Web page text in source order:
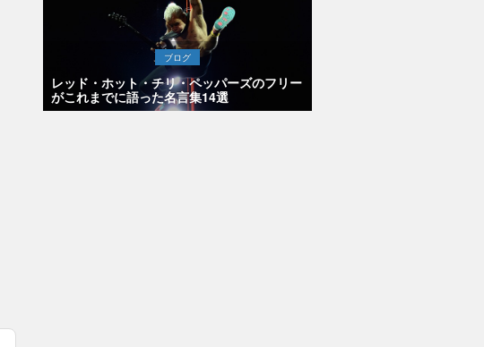
ブログ
レッド・ホット・チリ・ペッパーズのフリー
がこれまでに語った名言集14選